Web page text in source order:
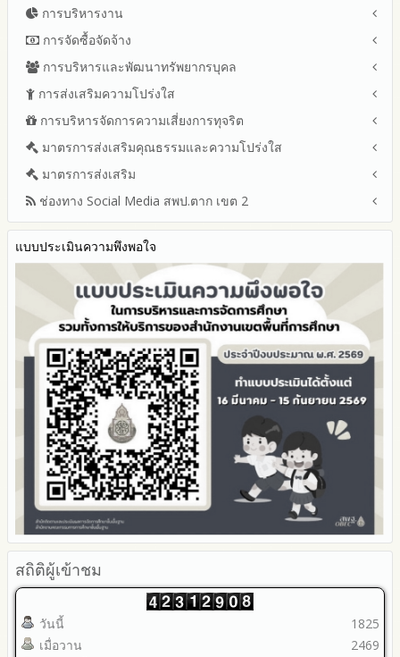
โครงสร้าง หน้าที่และอำนาจ
ข้อมูลผู้บริหาร
นโยบายคุ้มครองข้อมูลส่วนบุคคล
ข่าวประชาสัมพันธ์
ข่าวสารพัฒนาสำนักงานเกี่ยวข้องกับแนวทางส่งเสริมความ
การบริหารงาน
แผนยุทธศาสตร์หรือแผนพัฒนาสำนักงานเขตพื้นที่การศึกษา
แผนและความก้าวหน้าในการดำเนินงานและการใช้งบประมาณ
ปีงบประมาณ 2569
ปีงบประมาณ 2568
ปีงบประมาณ 2567
ปีงบประมาณ 2566
รายงานผลการดำเนินงานประจำปี
รายงานผลปี 2568
รายงานผลปี 2567
รายงานผลปี 2566
รายงานผลปี 2565
รายงานผลปี 2564
คู่มือหรือแนวทางการปฏิบัติงานของเจ้าหน้าที่
คู่มือหรือแนวทางการขอรับบริการสำหรับผู้รับบริการหรือผู้มา
ติดต่อ
ระบบการให้บริการผ่านช่องทางออนไลน์ (E-Service)
My Office
My School
SL-WEB
BRSS
ACC Tak2
ข้อมูลสถิติการให้บริการ
การจัดซื้อจัดจ้าง
สรุปผลการจัดซื้อจัดจ้างหรือการจัดหาพัสดุรายเดือน ประจำ
ปีงบประมาณ พ.ศ.2569 (แบบ สขร.1)
เขตพื้นที่การศึกษา ประจำปีงบประมาณ พ.ศ. 2568
การบริหารและพัฒนาทรัพยากรบุคล
หลักเกณฑ์และแผนการบริหารและพัฒนาทรัพยากรบุคลล ประจำ
ปีงบประมาณ พ.ศ.2569
รายงานผลการบริหารและพัฒนาทรัพยากรบุคคลประจำ
ปีงบประมาณ
ประมวลจริยธรรมและการขับเคลื่อนจริยธรรม
การส่งเสริมความโปร่งใส
แนวปฏิบัติการจัดการเรื่องร้องเรียนการทุจริตและประพฤติมิชอบ
ช่องทางแจ้งเรื่องร้องเรียนการทุจริตและประพฤติมิชอบ
ปีงบประมาณ
การเปิดโอกาสให้มีส่วนร่วมในการดำเนินงานปีงบประมาณ
การบริหารจัดการความเสี่ยงการทุจริต
การขับเคลื่อนนโยบาย No Gift Policy จากการปฏิบัติหน้าที่ และ
การเสริมสร้างความรู้เกี่ยวกับหลักเกณฑ์การรับ ทรัพย์สินหรือประ
โปยชน์อื่นใดโดยธรรมจรรยาของเจ้าพนักงานของรัฐ
การประเมินความเสี่ยง ในสำนักงานเขตพื้นที่การศึกษา ประจำ
ปีงบประมาณ
รายงานผลการดำเนินการตามแผนบริหารจัดการความเสี่ยงการ
ทุจริตของสำนักงานเขตพื้นที่การศึกษา ประจำงบประมาณ
มาตรการส่งเสริมคุณธรรมและความโปร่งใส
แผนปฏิบัติการป้องกันการทุจริตประจำปีงบประมาณ
2569
2568
2567
2566
2565
2564
รายงานผลการดำเนินการป้องกันการทุจริตประจำปี
2568
2567
2566
2565
2564
2563
รายงานการกำกับติดตาม
มาตรการส่งเสริมคุณธรรมและความโปร่งใสภายใน สพท.
การนำผลการประเมิน ITA ไปสู่การพัฒนาองค์กร
รายงานผลการดำเนินการเพื่อส่งเสริมคุณธรรมและความโปร่งใส
มาตรการส่งเสริม
มาตรการเผยแพร่ข้อมูลต่อสาธารณะ
มาตรการส่งเสริมความโปร่งใสในการจัดซื้อจัดจ้าง
มาตราการจัดการเรื่องร้องเรียนการทุจริต
มาตรการป้องกันการรับสินบน
มาตรการป้องกันการขัดกันระหว่างผลประโยชน์ส่วนตนกับส่วนรวม
มาตรการตรวจสอบการใช้ดุลพินิจ
มาตราการให้ผู้มีส่วนได้ส่วนเสียมีส่วนร่วม
ช่องทาง Social Media สพป.ตาก เขต 2
Q&A / ชมเชย / เสนอแนะ
Facebook เพจ สพป.ตาก 2
Youtube ช่อง สพป.ตาก เขต 2
Youtube เรื่องเล่าข่าวตาก 2
แบบประเมินความพึงพอใจ
สถิติผู้เข้าชม
วันนี้
เมื่อวาน
1825
2469